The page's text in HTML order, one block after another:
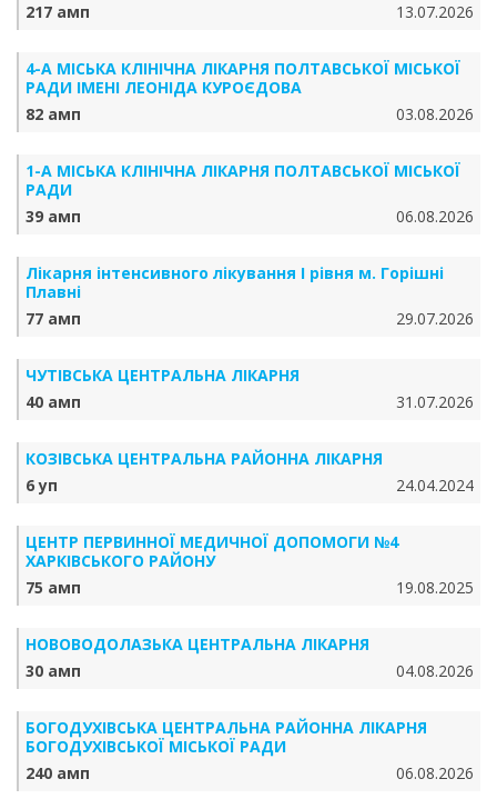
217 амп
13.07.2026
4-А МІСЬКА КЛІНІЧНА ЛІКАРНЯ ПОЛТАВСЬКОЇ МІСЬКОЇ
РАДИ ІМЕНІ ЛЕОНІДА КУРОЄДОВА
82 амп
03.08.2026
1-А МІСЬКА КЛІНІЧНА ЛІКАРНЯ ПОЛТАВСЬКОЇ МІСЬКОЇ
РАДИ
39 амп
06.08.2026
Лікарня інтенсивного лікування І рівня м. Горішні
Плавні
77 амп
29.07.2026
ЧУТІВСЬКА ЦЕНТРАЛЬНА ЛІКАРНЯ
40 амп
31.07.2026
КОЗІВСЬКА ЦЕНТРАЛЬНА РАЙОННА ЛІКАРНЯ
6 уп
24.04.2024
ЦЕНТР ПЕРВИННОЇ МЕДИЧНОЇ ДОПОМОГИ №4
ХАРКІВСЬКОГО РАЙОНУ
75 амп
19.08.2025
НОВОВОДОЛАЗЬКА ЦЕНТРАЛЬНА ЛІКАРНЯ
30 амп
04.08.2026
БОГОДУХІВСЬКА ЦЕНТРАЛЬНА РАЙОННА ЛІКАРНЯ
БОГОДУХІВСЬКОЇ МІСЬКОЇ РАДИ
240 амп
06.08.2026